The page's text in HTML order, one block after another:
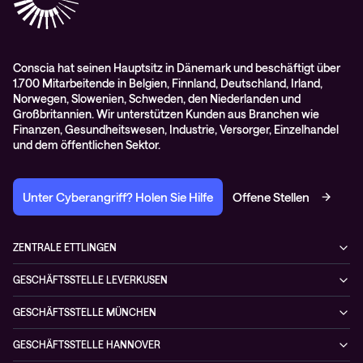
AGB
Conscia hat seinen Hauptsitz in Dänemark und beschäftigt über
1.700 Mitarbeitende in Belgien, Finnland, Deutschland, Irland,
Norwegen, Slowenien, Schweden, den Niederlanden und
Großbritannien. Wir unterstützen Kunden aus Branchen wie
Finanzen, Gesundheitswesen, Industrie, Versorger, Einzelhandel
und dem öffentlichen Sektor.
Unter Cyberangriff? Holen Sie Hilfe Offene Stellen
ZENTRALE ETTLINGEN
Otto-Hahn-Str. 18
76275 Ettlingen
Deutschland
GESCHÄFTSSTELLE LEVERKUSEN
Düsseldorfer Straße 29
51379 Leverkusen
Deutschland
GESCHÄFTSSTELLE MÜNCHEN
Kistlerhofstraße 170
81379 München
GESCHÄFTSSTELLE HANNOVER